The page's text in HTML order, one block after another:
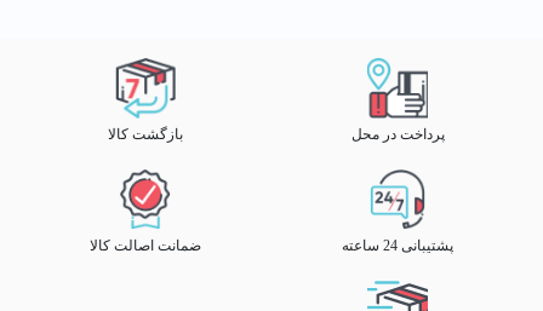
پرداخت در محل بازگشت کالا
پشتیبانی 24 ساعته ضمانت اصالت کالا